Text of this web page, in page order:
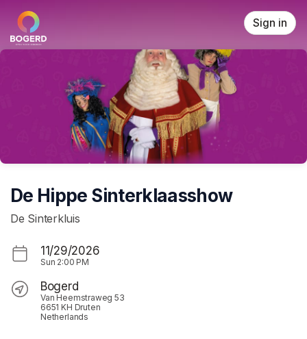
Skip header
Sign in
De Hippe Sinterklaasshow
De Sinterkluis
11/29/2026
Sun 2:00 PM
Bogerd
Van Heemstraweg 53
6651 KH Druten
Netherlands